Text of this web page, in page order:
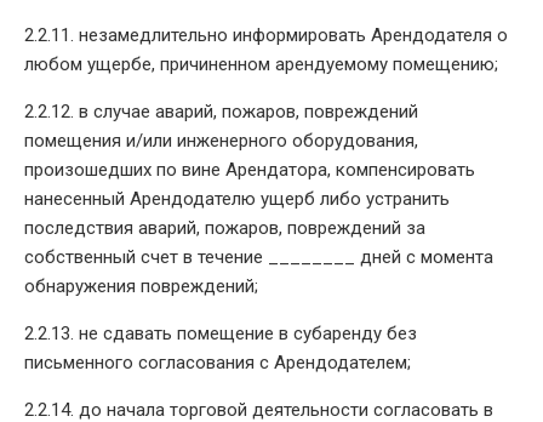
2.2.11. незамедлительно информировать Арендодателя о
любом ущербе, причиненном арендуемому помещению;
2.2.12. в случае аварий, пожаров, повреждений
помещения и/или инженерного оборудования,
произошедших по вине Арендатора, компенсировать
нанесенный Арендодателю ущерб либо устранить
последствия аварий, пожаров, повреждений за
собственный счет в течение ________ дней с момента
обнаружения повреждений;
2.2.13. не сдавать помещение в субаренду без
письменного согласования с Арендодателем;
2.2.14. до начала торговой деятельности согласовать в